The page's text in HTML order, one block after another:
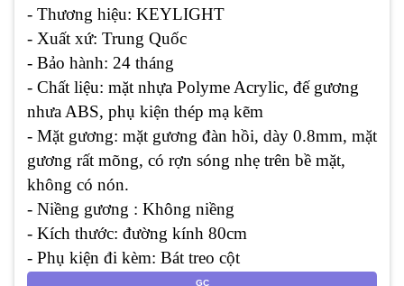
- Thương hiệu: KEYLIGHT
- Xuất xứ: Trung Quốc
- Bảo hành: 24 tháng
- Chất liệu: mặt nhựa Polyme Acrylic, đế gương
nhưa ABS, phụ kiện thép mạ kẽm
- Mặt gương: mặt gương đàn hồi, dày 0.8mm, mặt
gương rất mõng, có rợn sóng nhẹ trên bề mặt,
không có nón.
- Niềng gương : Không niềng
- Kích thước: đường kính 80cm
- Phụ kiện đi kèm: Bát treo cột